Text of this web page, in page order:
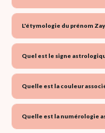
L'étymologie du prénom
Quel est le signe
Quelle est la couleur
Quelle est la numérologie